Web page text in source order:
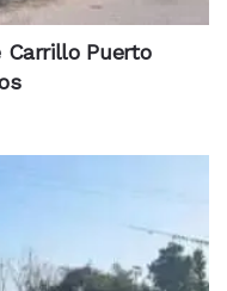
Carrillo Puerto